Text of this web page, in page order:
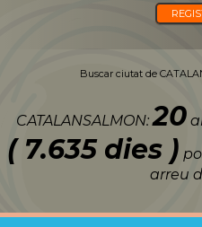
Buscar ciutat de
CATALANSALMON:20
( 7.635 dies )
arreu